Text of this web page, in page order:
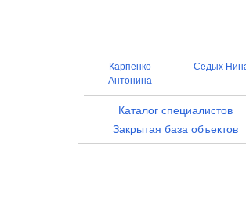
Карпенко
Антонина
Седых
Каталог специалистов
Закрытая база объектов